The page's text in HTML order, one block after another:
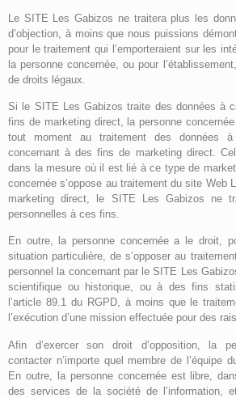
Le SITE Les Gabizos ne traitera plus les
d’objection, à moins que nous puissions
pour le traitement qui l’emporteraient sur les
la personne concernée, ou pour
de droits légaux.
Si le SITE Les Gabizos traite des données à
fins de marketing direct, la personne
tout moment au traitement des données
concernant à des fins de marketing direct.
dans la mesure où il est lié à ce type de
concernée s’oppose au traitement du site Web
marketing direct, le SITE Les Gabizos ne
personnelles à ces fins.
En outre, la personne concernée a le droit,
situation particulière, de s’opposer au
personnel la concernant par le SITE Les
scientifique ou historique, ou à des fins
l’article 89.1 du RGPD, à moins que le
l’exécution d’une mission effectuée pour des
Afin d’exercer son droit d’opposition, la
contacter n’importe quel membre de l’équipe
En outre, la personne concernée est libre,
des services de la société de l’information,